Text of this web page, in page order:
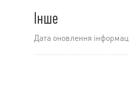
Інше
Дата оновлення